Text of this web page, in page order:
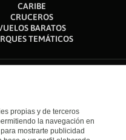
CARIBE
CRUCEROS
BARATOS
TEMÁTICOS
propias y de terceros
la navegación en
mostrarte publicidad